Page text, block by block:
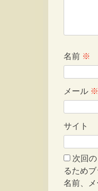
名前 ※
メール ※
サイト
次回
るため
名前、